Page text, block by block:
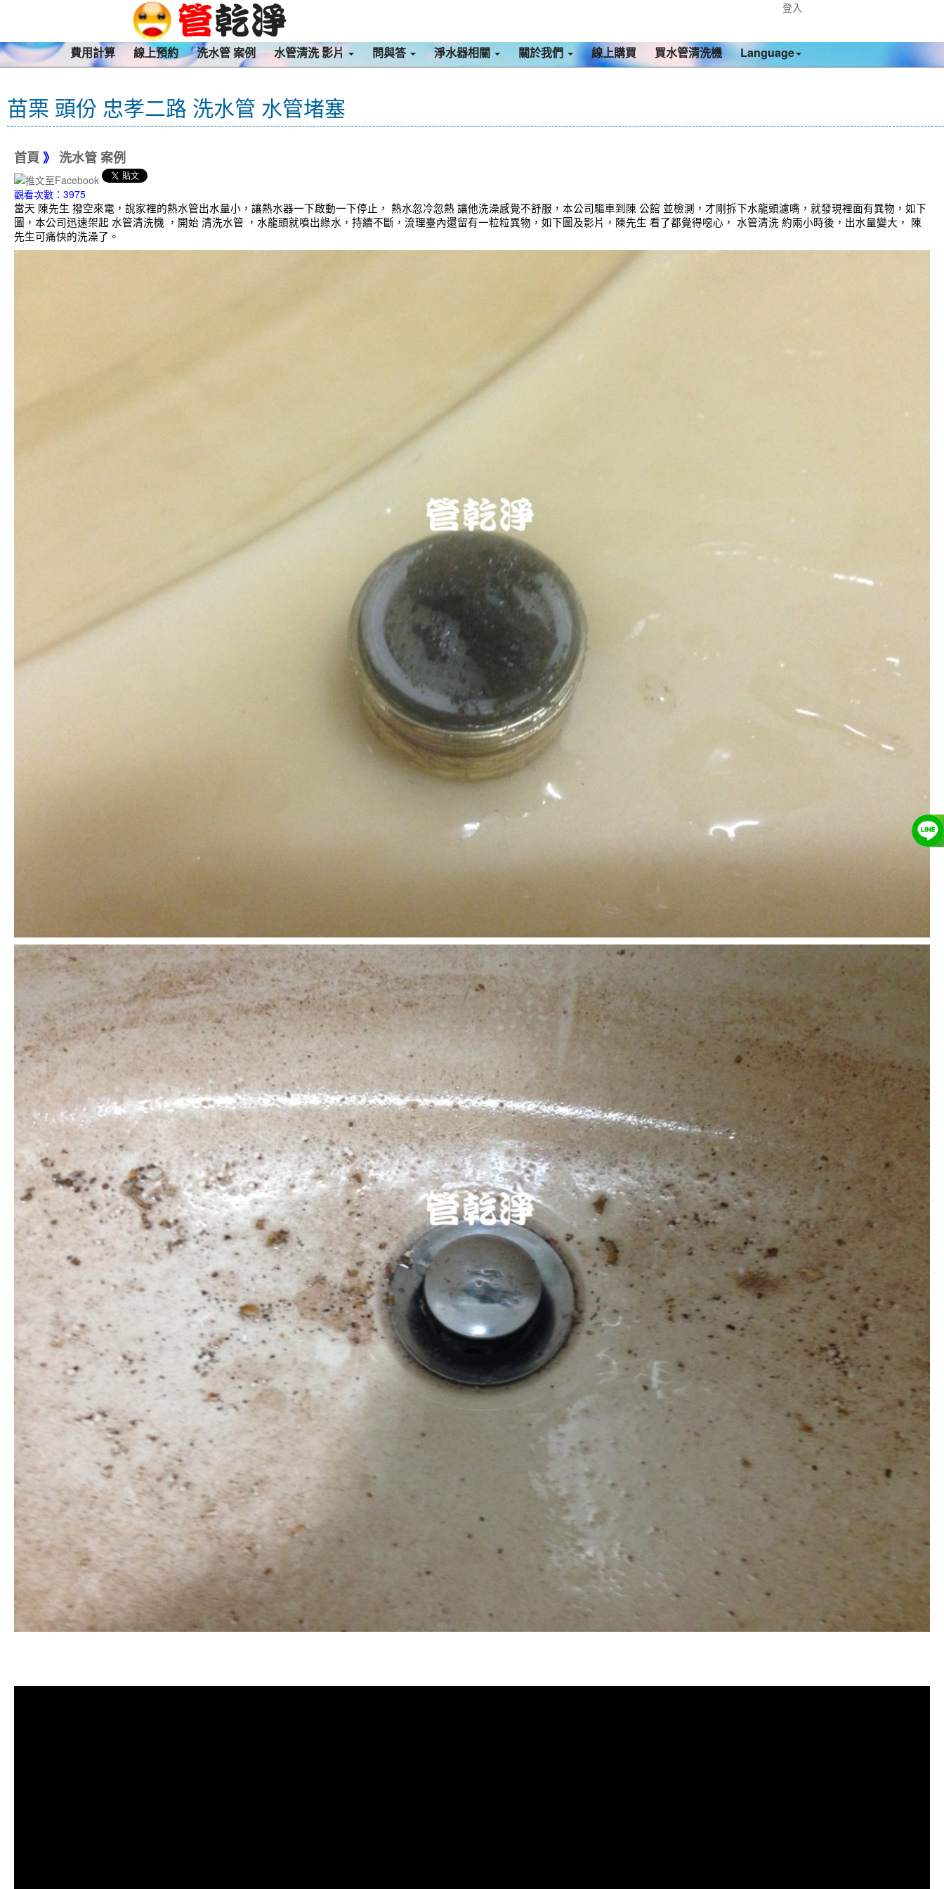
登入
費用計算 線上預約 洗水管 案例 水管清洗 影片 問與答 淨水器相關 關於我們 線上購買 買水管清洗機 Language
苗栗 頭份 忠孝二路 洗水管 水管堵塞
首頁 》 洗水管 案例
觀看次數：3975
當天 陳先生 撥空來電，說家裡的熱水管出水量小，讓熱水器一下啟動一下停止， 熱水忽冷忽熱 讓他洗澡感覺不舒服，本公司驅車到陳 公館 並檢測，才剛拆下水龍頭濾嘴，就發現裡面有異物，如下
圖，本公司迅速架起 水管清洗機 ，開始 清洗水管 ，水龍頭就噴出綠水，持續不斷，流理臺內還留有一粒粒異物，如下圖及影片，陳先生 看了都覺得噁心， 水管清洗 約兩小時後，出水量變大， 陳
先生可痛快的洗澡了。